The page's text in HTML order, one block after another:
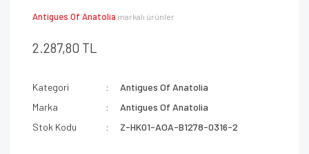
Antigues Of Anatolia markalı ürünler
2.287,80 TL
Kategori
Antigues Of Anatolia
Marka
Antigues Of Anatolia
Stok Kodu
Z-HK01-AOA-B1278-0316-2